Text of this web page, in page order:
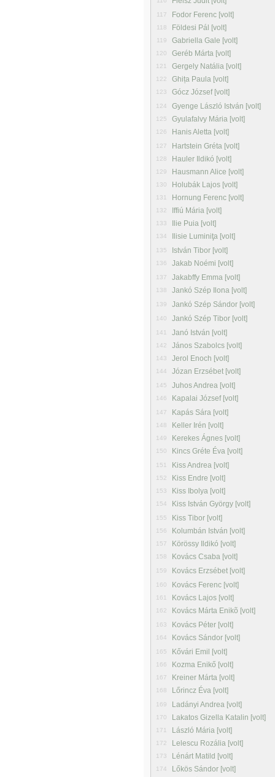
117 Fodor Ferenc [volt]
118 Földesi Pál [volt]
119 Gabriella Gale [volt]
120 Geréb Márta [volt]
121 Gergely Natália [volt]
122 Ghița Paula [volt]
123 Gócz József [volt]
124 Gyenge László István [volt]
125 Gyulafalvy Mária [volt]
126 Hanis Aletta [volt]
127 Hartstein Gréta [volt]
128 Hauler Ildikó [volt]
129 Hausmann Alice [volt]
130 Holubák Lajos [volt]
131 Hornung Ferenc [volt]
132 Iffiú Mária [volt]
133 Ilie Puia [volt]
134 Ilisie Luminiţa [volt]
135 István Tibor [volt]
136 Jakab Noémi [volt]
137 Jakabffy Emma [volt]
138 Jankó Szép Ilona [volt]
139 Jankó Szép Sándor [volt]
140 Jankó Szép Tibor [volt]
141 Janó István [volt]
142 János Szabolcs [volt]
143 Jerol Enoch [volt]
144 Józan Erzsébet [volt]
145 Juhos Andrea [volt]
146 Kapalai József [volt]
147 Kapás Sára [volt]
148 Keller Irén [volt]
149 Kerekes Ágnes [volt]
150 Kincs Gréte Éva [volt]
151 Kiss Andrea [volt]
152 Kiss Endre [volt]
153 Kiss Ibolya [volt]
154 Kiss István György [volt]
155 Kiss Tibor [volt]
156 Kolumbán István [volt]
157 Körössy Ildikó [volt]
158 Kovács Csaba [volt]
159 Kovács Erzsébet [volt]
160 Kovács Ferenc [volt]
161 Kovács Lajos [volt]
162 Kovács Márta Enikõ [volt]
163 Kovács Péter [volt]
164 Kovács Sándor [volt]
165 Kővári Emil [volt]
166 Kozma Enikő [volt]
167 Kreiner Márta [volt]
168 Lőrincz Éva [volt]
169 Ladányi Andrea [volt]
170 Lakatos Gizella Katalin [volt]
171 László Mária [volt]
172 Lelescu Rozália [volt]
173 Lénárt Matild [volt]
174 Lőkös Sándor [volt]